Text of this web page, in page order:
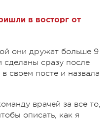
в восторг от
они дружат больше 9
сделаны сразу после
своем посте и назвала
врачей за все то,
описать, как я